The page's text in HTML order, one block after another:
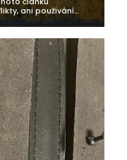
ani používání
bomba má totiž